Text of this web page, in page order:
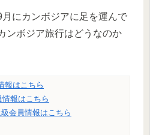
にカンボジアに足を運んで
ンボジア旅行はどうなのか
報はこちら
報はこちら
会員情報はこちら